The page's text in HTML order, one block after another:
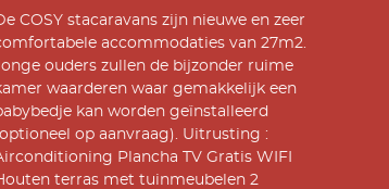
COSY stacaravans zijn nieuwe en zeer
accommodaties van 27m2.
ouders zullen de bijzonder ruime
waarderen waar gemakkelijk een
kan worden geïnstalleerd
op aanvraag). Uitrusting :
Plancha TV Gratis WIFI
terras met tuinmeubelen 2